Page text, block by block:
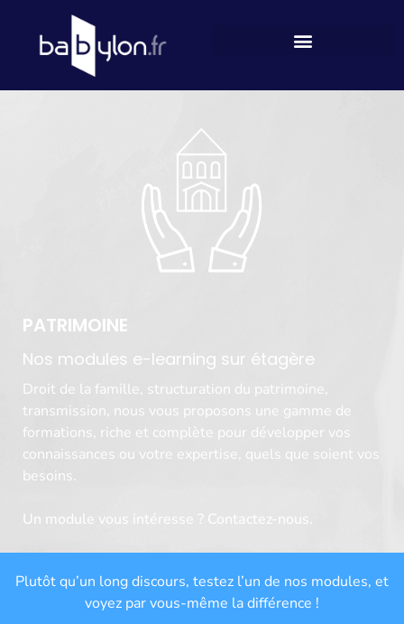
PATRIMOINE
Nos modules e-learning sur étagère
Droit de la famille, structuration du patrimoine,
transmission, nous vous proposons une gamme de
formations, riche et complète pour développer vos
connaissances ou votre expertise, quels que soient vos
besoins.
Un module vous intéresse ? Contactez-nous.
Plutôt qu’un long discours, testez l’un de nos modules, et
voyez par vous-même la différence !